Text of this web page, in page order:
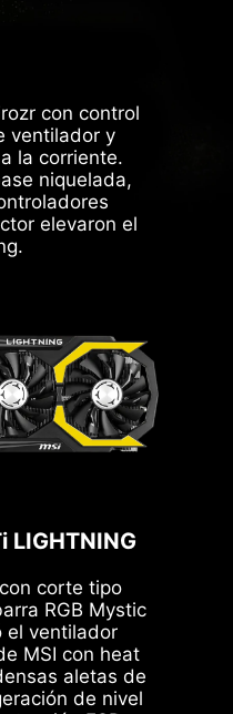
con control
ventilador y
la corriente.
niquelada,
elevaron el
LIGHTNING
corte tipo
RGB Mystic
el ventilador
MSI con heat
aletas de